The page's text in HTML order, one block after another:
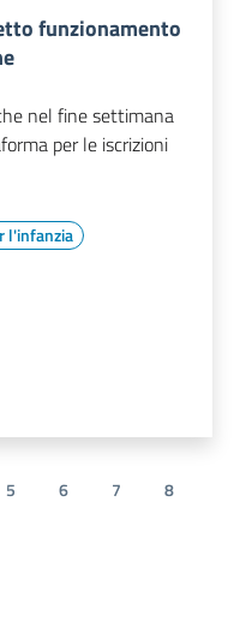
funzionamento
nel fine settimana
per le iscrizioni
l'infanzia
5 6 7
8